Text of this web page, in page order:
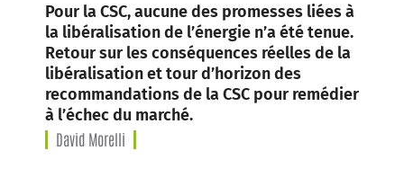
Pour la CSC, aucune des promesses liées à
la libéralisation de l’énergie n’a été tenue.
Retour sur les conséquences réelles de la
libéralisation et tour d’horizon des
recommandations de la CSC pour remédier
à l’échec du marché.
David Morelli